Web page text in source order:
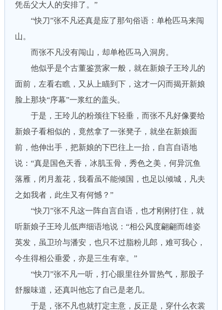
凭岳父大人的安排了。”
“快刀”张不凡还真是应了那句俗语：单枪匹马来闯
山。
而张不凡没有闯山，却单枪匹马入洞房。
他似乎是个古董鉴赏家一般，就在新娘子王玲儿的
面前，左看右瞧，又从上瞄到下，这才一闪而揭开新娘
脸上那块“序幕”一浆红的盖头。
于是，王玲儿的粉颈往下轻垂，而张不凡好像要给
新娘子看相似的，竟然拿了一张凳子，就坐在新娘面
前，他伸出手，把新娘的下巴往上一抬，自言自语地
说：“真是国色天香，冰肌玉骨，秀色之美，何异沉鱼
落雁，闭月羞花，我看虽不能倾国，也足以倾城，凡夫
之如我者，此生又有何憾？”
“快刀”张不凡这一阵自言自语，也才刚刚打住，就
听新娘子王玲儿低声细语地说：“相公风度翩翩而雄姿
英发，虽卫玠与潘安，也只不过脂粉儿郎，难可我心，
今生得相公垂爱，亦是三生有幸。”
“快刀”张不凡一听，打心眼里往外冒热气，那股子
舒服味道，还真叫他忘了自己是老几。
于是，张不凡也就打定主意，反正是，穿什么衣裳